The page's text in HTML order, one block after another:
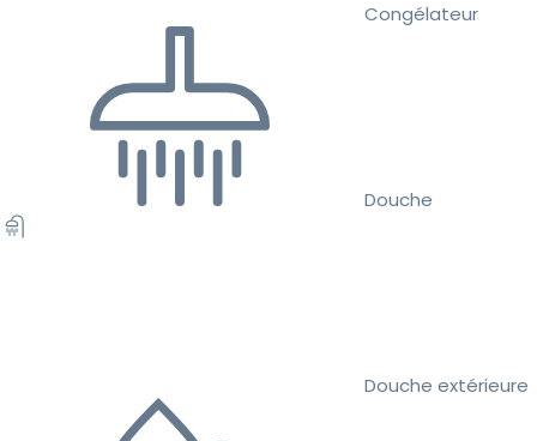
Congélateur
Douche
Douche extérieure